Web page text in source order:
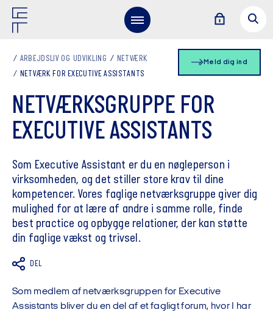
Meld dig ind
ARBEJDSLIV OG UDVIKLING
NETVÆRK
NETVÆRK FOR EXECUTIVE ASSISTANTS
NETVÆRKSGRUPPE FOR
EXECUTIVE ASSISTANTS
Som Executive Assistant er du en nøgleperson i
virksomheden, og det stiller store krav til dine
kompetencer. Vores faglige netværksgruppe giver dig
mulighed for at lære af andre i samme rolle, finde
best practice og opbygge relationer, der kan støtte
din faglige vækst og trivsel.
DEL
Som medlem af netværksgruppen for Executive
Assistants bliver du en del af et fagligt forum, hvor I har